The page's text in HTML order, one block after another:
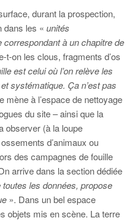
durant la prospection,
dans les « unités
à un chapitre de
t-on les clous, fragments d’os
est celui où l’on relève les
systématique. Ça n’est pas
mène à l’espace de nettoyage
du site – ainsi que la
observer (à la loupe
d’animaux ou
des campagnes de fouille
arrive dans la section dédiée
toutes les données, propose
». Dans un bel espace
objets mis en scène. La terre